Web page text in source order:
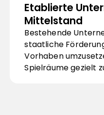
Etablierte
Mittelstand
Bestehende
staatliche
Vorhaben
Spielräume gezielt